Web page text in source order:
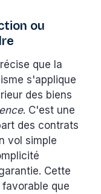
ou
que la
s'applique
des biens
. C'est une
des contrats
vol simple
Cette
que